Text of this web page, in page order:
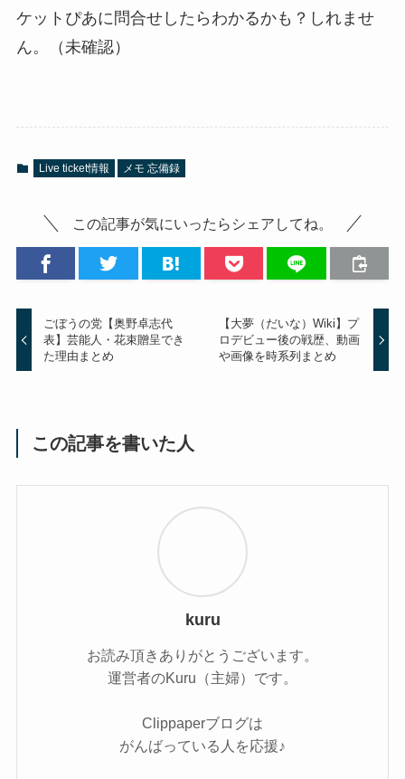
ケットぴあに問合せしたらわかるかも？しれませ
ん。（未確認）
Live ticket情報 メモ 忘備録
この記事が気にいったらシェアしてね。
ごぼうの党【奥野卓志代
表】芸能人・花束贈呈でき
た理由まとめ
【大夢（だいな）Wiki】プ
ロデビュー後の戦歴、動画
や画像を時系列まとめ
この記事を書いた人
kuru
お読み頂きありがとうございます。
運営者のKuru（主婦）です。
Clippaperブログは
がんばっている人を応援♪